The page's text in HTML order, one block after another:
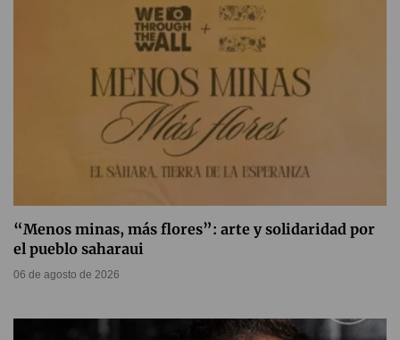
“Menos minas, más flores”: arte y solidaridad por
el pueblo saharaui
06 de agosto de 2026